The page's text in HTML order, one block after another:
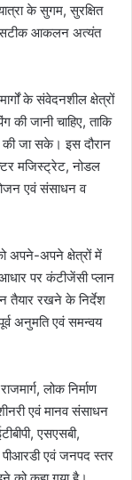
के सुगम, सुरक्षित
सटीक आकलन अत्यंत
के संवेदनशील क्षेत्रों
जानी चाहिए, ताकि
की जा सके। इस दौरान
मजिस्ट्रेट, नोडल
एवं संसाधन व
अपने-अपने क्षेत्रों में
पर कंटीजेंसी प्लान
तैयार रखने के निर्देश
अनुमति एवं समन्वय
लोक निर्माण
एवं मानव संसाधन
एसएसबी,
एवं जनपद स्तर